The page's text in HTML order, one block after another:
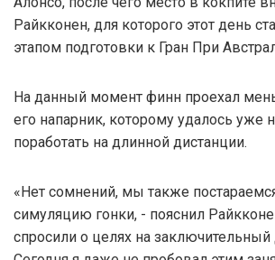
Райкконен, для которого этот день
этапом подготовки к Гран При
На данный момент финн проехал
его напарник, которому удалось уже
поработать на длинной дистанции.
«Нет сомнений, мы также
симуляцию гонки, - пояснил
спросили о целях на заключительный